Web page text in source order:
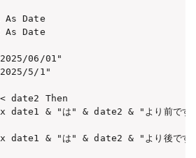
As Date
As Date
06/01"
5/1"
date2 Then
date1 & "は" & date2 & "より前です"
date1 & "は" & date2 & "より後です"